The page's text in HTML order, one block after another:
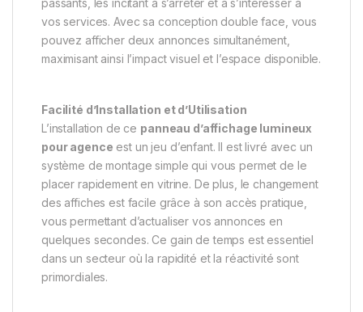
passants, les incitant à s’arrêter et à s’intéresser à
vos services. Avec sa conception double face, vous
pouvez afficher deux annonces simultanément,
maximisant ainsi l’impact visuel et l’espace disponible.
Facilité d’Installation et d’Utilisation
L’installation de ce panneau d’affichage lumineux
pour agence est un jeu d’enfant. Il est livré avec un
système de montage simple qui vous permet de le
placer rapidement en vitrine. De plus, le changement
des affiches est facile grâce à son accès pratique,
vous permettant d’actualiser vos annonces en
quelques secondes. Ce gain de temps est essentiel
dans un secteur où la rapidité et la réactivité sont
primordiales.